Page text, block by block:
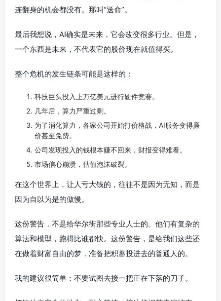
连翻身的机会都没有。那叫“送命”。
最后我想说，AI确实是未来，它会改变很多行业。但是，
一个东西是未来，不代表它的股价现在就值得买。
整个危机的发生链条可能是这样的：
科技巨头投入上万亿美元进行硬件竞赛。
几年后，算力严重过剩。
为了消化算力，各家公司开始打价格战，AI服务变得廉
价甚至免费。
公司发现投入的钱根本赚不回来，财报变得难看。
市场信心崩溃，估值泡沫破裂。
在这个世界上，让人亏大钱的，往往不是因为无知，而是
因为自以为是的傲慢。
这份警告，不是给华尔街那些专业人士的。他们有复杂的
算法和模型，跑得比谁都快。这份警告，是给我们这些还
在做着财富自由的梦，准备把积蓄投进去的普通人的。
我的建议很简单：不要试图去接一把正在下落的刀子。